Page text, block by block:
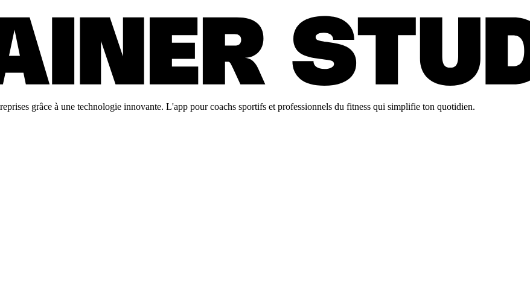
grâce à une technologie innovante. L'app pour coachs sportifs et professionnels du fitness qui simplifie ton quotidien.